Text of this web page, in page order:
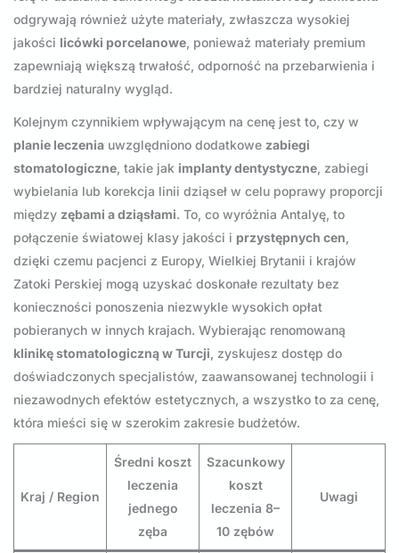
odgrywają również użyte materiały, zwłaszcza wysokiej
jakości licówki porcelanowe, ponieważ materiały premium
zapewniają większą trwałość, odporność na przebarwienia i
bardziej naturalny wygląd.
Kolejnym czynnikiem wpływającym na cenę jest to, czy w
planie leczenia uwzględniono dodatkowe zabiegi
stomatologiczne, takie jak implanty dentystyczne, zabiegi
wybielania lub korekcja linii dziąseł w celu poprawy proporcji
między zębami a dziąsłami. To, co wyróżnia Antalyę, to
połączenie światowej klasy jakości i przystępnych cen,
dzięki czemu pacjenci z Europy, Wielkiej Brytanii i krajów
Zatoki Perskiej mogą uzyskać doskonałe rezultaty bez
konieczności ponoszenia niezwykle wysokich opłat
pobieranych w innych krajach. Wybierając renomowaną
klinikę stomatologiczną w Turcji, zyskujesz dostęp do
doświadczonych specjalistów, zaawansowanej technologii i
niezawodnych efektów estetycznych, a wszystko to za cenę,
która mieści się w szerokim zakresie budżetów.
Kraj / Region
Średni koszt
leczenia
jednego
zęba
Szacunkowy
koszt
leczenia 8–
10 zębów
Uwagi